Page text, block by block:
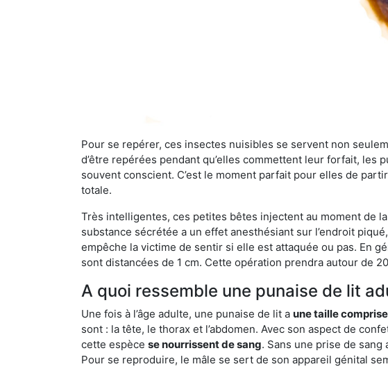
Pour se repérer, ces insectes nuisibles se servent non
d’être repérées pendant qu’elles commettent leur forfait, les
souvent conscient. C’est le moment parfait pour elles de
totale.
Très intelligentes, ces petites bêtes injectent au moment de
substance sécrétée a un effet anesthésiant sur l’endroit
empêche la victime de sentir si elle est attaquée ou pas. En
sont distancées de 1 cm. Cette opération prendra autour de
A quoi ressemble une punaise de lit
Une fois à l’âge adulte, une punaise de lit a une taille
sont : la tête, le thorax et l’abdomen. Avec son aspect de
cette espèce se nourrissent de sang. Sans une prise de
Pour se reproduire, le mâle se sert de son appareil génital